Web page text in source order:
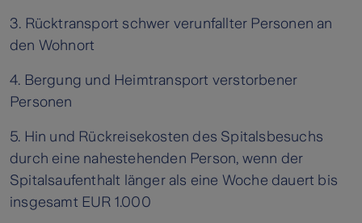
3. Rücktransport schwer verunfallter Personen an
den Wohnort
4. Bergung und Heimtransport verstorbener
Personen
5. Hin und Rückreisekosten des Spitalsbesuchs
durch eine nahestehenden Person, wenn der
Spitalsaufenthalt länger als eine Woche dauert bis
insgesamt EUR 1.000